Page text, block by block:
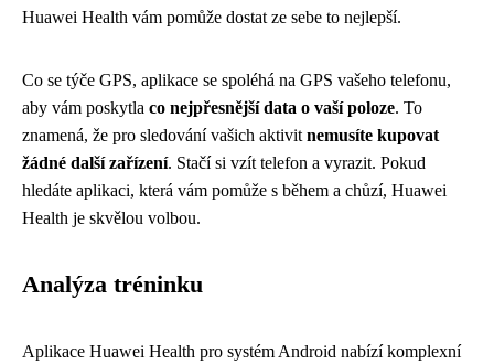
Huawei Health vám pomůže dostat ze sebe to nejlepší.
Co se týče GPS, aplikace se spoléhá na GPS vašeho telefonu,
aby vám poskytla co nejpřesnější data o vaší poloze. To
znamená, že pro sledování vašich aktivit nemusíte kupovat
žádné další zařízení. Stačí si vzít telefon a vyrazit. Pokud
hledáte aplikaci, která vám pomůže s během a chůzí, Huawei
Health je skvělou volbou.
Analýza tréninku
Aplikace Huawei Health pro systém Android nabízí komplexní